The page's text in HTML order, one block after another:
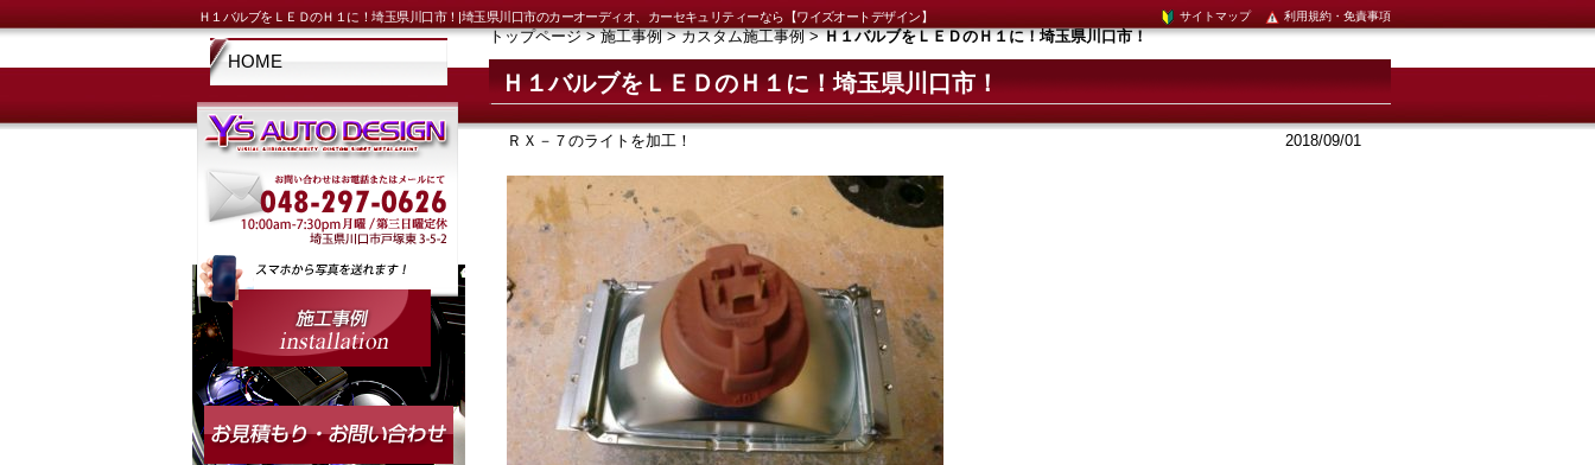
Ｈ１バルブをＬＥＤのＨ１に！埼玉県川口市！|埼玉県川口市のカーオーディオ、カーセキュリティーなら【ワイズオートデザイン】 利用規約・免責事項
サイトマップ
トップページ>施工事例>カスタム施工事例>Ｈ１バルブをＬＥＤのＨ１に！埼玉県川口市！
Ｈ１バルブをＬＥＤのＨ１に！埼玉県川口市！
2018/09/01
ＲＸ－７のライトを加工！
HOME